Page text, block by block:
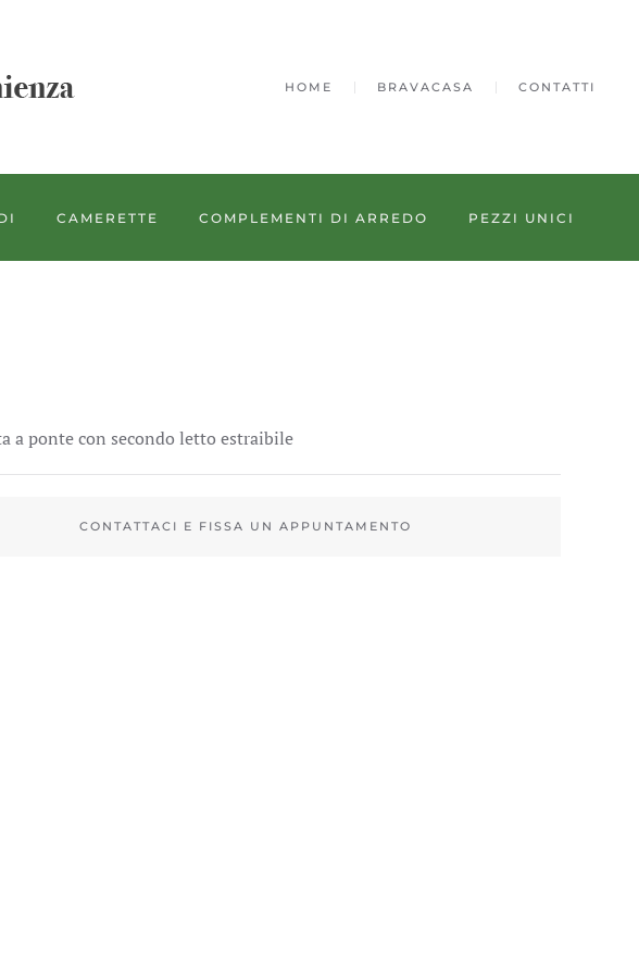
HOME BRAVACASA CONTATTI
CAMERETTE COMPLEMENTI DI ARREDO PEZZI UNICI
a ponte con secondo letto estraibile
CONTATTACI E FISSA UN APPUNTAMENTO